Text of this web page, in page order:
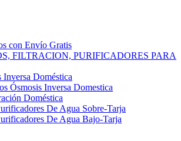
con Envío Gratis
FILTRACION, PURIFICADORES PARA
Inversa Doméstica
Ósmosis Inversa Domestica
Doméstica
De Agua Sobre-Tarja
De Agua Bajo-Tarja